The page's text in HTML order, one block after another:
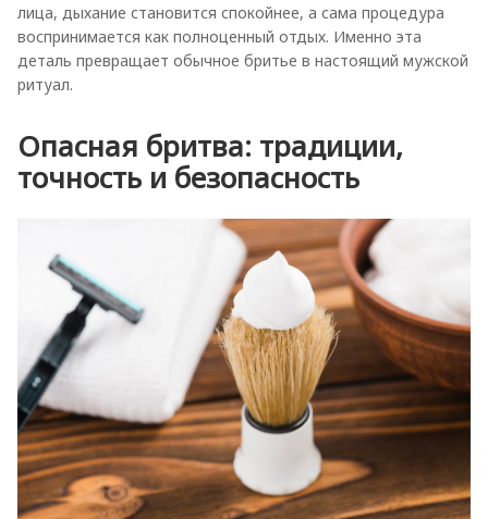
лица, дыхание становится спокойнее, а сама процедура
воспринимается как полноценный отдых. Именно эта
деталь превращает обычное бритье в настоящий мужской
ритуал.
Опасная бритва: традиции,
точность и безопасность